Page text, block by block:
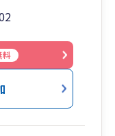
います。
ランもおりま
ことが可能で
料